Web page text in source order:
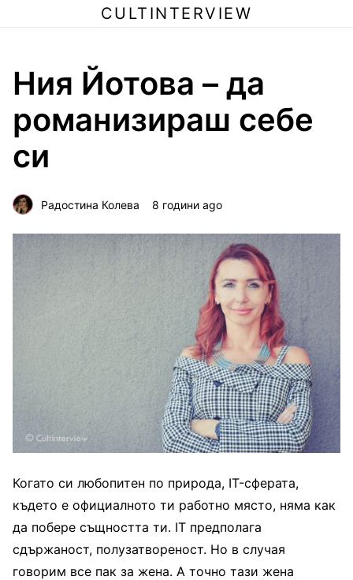
CULTINTERVIEW
Ния Йотова – да
романизираш себе
си
Радостина Колева 8 години ago
Когато си любопитен по природа, IT-сферата,
където е официалното ти работно място, няма как
да побере същността ти. IT предполага
сдържаност, полузатвореност. Но в случая
говорим все пак за жена. А точно тази жена